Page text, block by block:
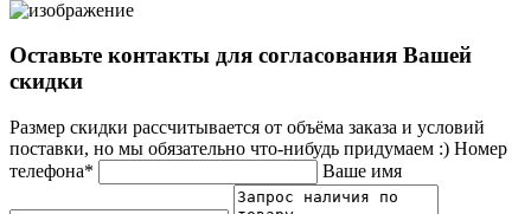
Оставьте контакты для согласования Вашей
скидки
Размер скидки рассчитывается от объёма заказа и условий
поставки, но мы обязательно что-нибудь придумаем :) Номер
телефона*
Ваше имя